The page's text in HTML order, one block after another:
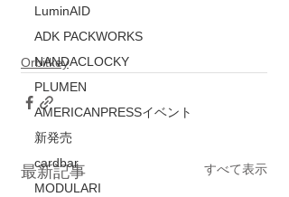
LuminAID
ADK PACKWORKS
NANDACLOCKY
PLUMEN
AMERICANPRESSイベント
新発売
cardbar
MODULARI
Orbitkey
最新記事 すべて表示